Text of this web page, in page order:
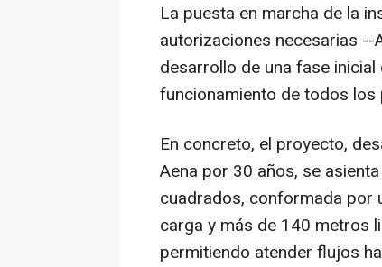
La puesta en marcha de la
autorizaciones necesarias
desarrollo de una fase
funcionamiento de todos
En concreto, el proyecto,
Aena por 30 años, se
cuadrados, conformada por
carga y más de 140 metros
permitiendo atender flujos